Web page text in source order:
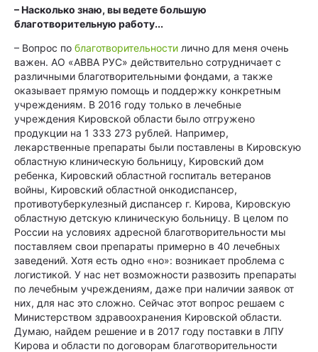
– Насколько знаю, вы ведете большую
благотворительную работу...
– Вопрос по благотворительности лично для меня очень
важен. АО «АВВА РУС» действительно сотрудничает с
различными благотворительными фондами, а также
оказывает прямую помощь и поддержку конкретным
учреждениям. В 2016 году только в лечебные
учреждения Кировской области было отгружено
продукции на 1 333 273 рублей. Например,
лекарственные препараты были поставлены в Кировскую
областную клиническую больницу, Кировский дом
ребенка, Кировский областной госпиталь ветеранов
войны, Кировский областной онкодиспансер,
противотуберкулезный диспансер г. Кирова, Кировскую
областную детскую клиническую больницу. В целом по
России на условиях адресной благотворительности мы
поставляем свои препараты примерно в 40 лечебных
заведений. Хотя есть одно «но»: возникает проблема с
логистикой. У нас нет возможности развозить препараты
по лечебным учреждениям, даже при наличии заявок от
них, для нас это сложно. Сейчас этот вопрос решаем с
Министерством здравоохранения Кировской области.
Думаю, найдем решение и в 2017 году поставки в ЛПУ
Кирова и области по договорам благотворительности